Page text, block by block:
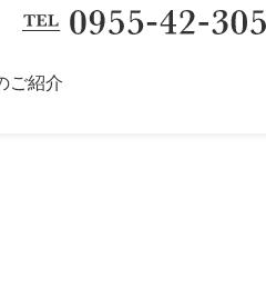
ご紹介